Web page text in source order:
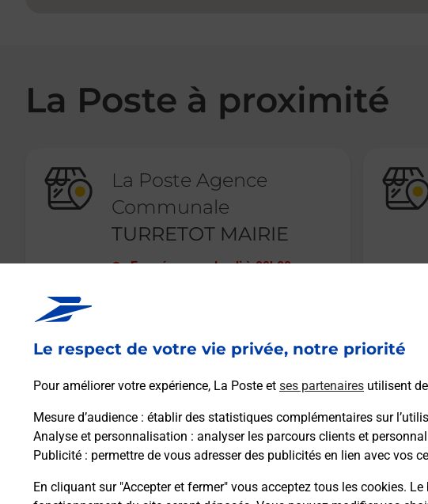
Le respect de votre vie privée, notre priorité
Pour améliorer votre expérience, La Poste et ses partenaires utilisent
Mesure d’audience : établir des statistiques complémentaires sur
Analyse et personnalisation : analyser les parcours clients et
Publicité : permettre de vous adresser des publicités en lien avec vos
En cliquant sur "Accepter et fermer" vous acceptez tous les cookies.
La Poste à proximité
La Poste Agence
Communale
TURRETOT MAIRIE
Fermé-ouvre lundi à 09h00
En savoir plus